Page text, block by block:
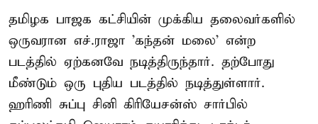
தமிழக பாஜக கட்சியின் முக்கிய தலைவர்களில்
ஒருவரான எச்.ராஜா 'கந்தன் மலை' என்ற
படத்தில் ஏற்கனவே நடித்திருந்தார். தற்போது
மீண்டும் ஒரு புதிய படத்தில் நடித்துள்ளார்.
ஹரிணி சுப்பு சினி கிரியேசன்ஸ் சார்பில்